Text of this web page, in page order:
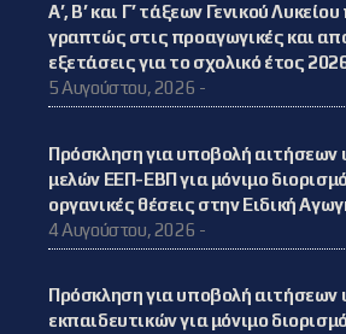
Α’, Β’ και Γ’ τάξεων Γενικού
γραπτώς στις προαγωγικές και
εξετάσεις για το σχολικό έτος
5 Αυγούστου, 2026 -
Πρόσκληση για υποβολή
μελών ΕΕΠ-ΕΒΠ για μόνιμο
οργανικές θέσεις στην Ειδική
4 Αυγούστου, 2026 -
Πρόσκληση για υποβολή
εκπαιδευτικών για μόνιμο